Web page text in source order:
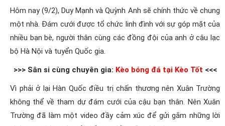
Hôm nay (9/2), Duy Mạnh và Quỳnh Anh sẽ chính thức về chung
một nhà. Đám cưới được tổ chức linh đình với sự góp mặt của
nhiều bạn bè, người thân cùng các đồng đội của anh ở câu lạc
bộ Hà Nội và tuyển Quốc gia.
>>> Sân si cùng chuyên gia: Kèo bóng đá tại Kèo Tốt <<<
Vì phải ở lại Hàn Quốc điều trị chấn thương nên Xuân Trường
không thể về tham dự đám cưới của cậu bạn thân. Nên Xuân
Trường đã làm một video đầy cảm xúc để gửi gắm những lời